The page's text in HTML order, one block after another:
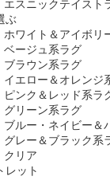
エスニックテイスト
ぶ
ホワイト＆アイボリ
ベージュ系ラグ
ブラウン系ラグ
イエロー＆オレンジ
ピンク＆レッド系ラ
グリーン系ラグ
ブルー・ネイビー＆
グレー＆ブラック系
クリア
レット